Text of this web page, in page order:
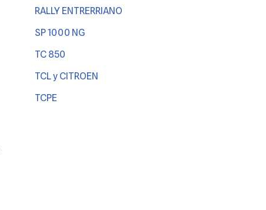
RALLY ENTRERRIANO
SP 1000 NG
TC 850
TCL y CITROEN
TCPE